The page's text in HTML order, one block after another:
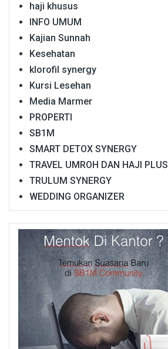
haji khusus
INFO UMUM
Kajian Sunnah
Kesehatan
klorofil synergy
Kursi Lesehan
Media Marmer
PROPERTI
SB1M
SMART DETOX SYNERGY
TRAVEL UMROH DAN HAJI PLUS
TRULUM SYNERGY
WEDDING ORGANIZER